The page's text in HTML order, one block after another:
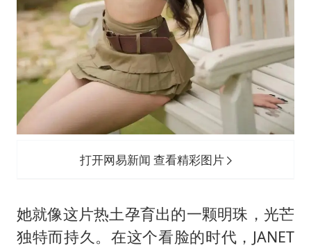
打开网易新闻 查看精彩图片
她就像这片热土孕育出的一颗明珠，光芒
独特而持久。在这个看脸的时代，JANET